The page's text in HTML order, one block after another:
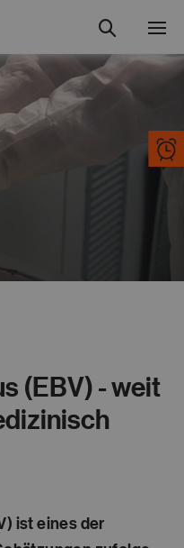
Suche
(EBV) - weit
ist eines der